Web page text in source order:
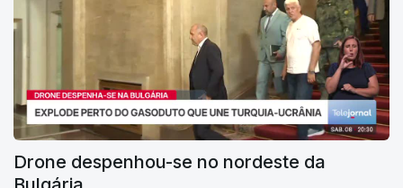
Drone despenhou-se no nordeste da